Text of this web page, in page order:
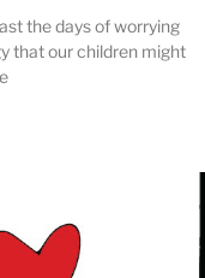
the days of worrying
that our children might